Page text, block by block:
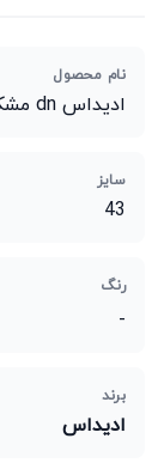
نام محصول
ادیداس dn مشکی
سایز
43
رنگ
-
برند
ادیداس